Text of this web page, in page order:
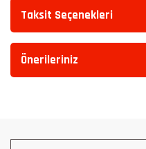
Taksit Seçenekleri
Önerileriniz